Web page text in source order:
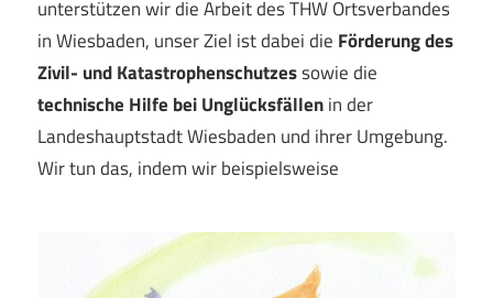
unterstützen wir die Arbeit des THW Ortsverbandes
in Wiesbaden, unser Ziel ist dabei die Förderung des
Zivil- und Katastrophenschutzessowie die
technische Hilfe bei Unglücksfällenin der
Landeshauptstadt Wiesbaden und ihrer Umgebung.
Wir tun das, indem wir beispielsweise